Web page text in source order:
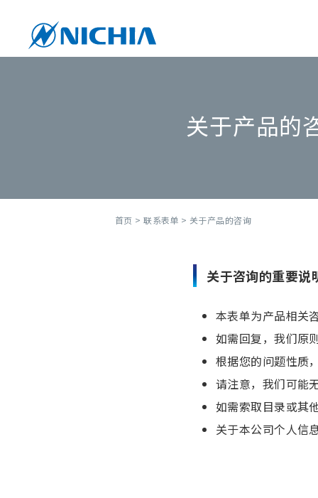
关于产品的
首页 >联系表单 > 关于产品的咨询
关于咨询的重要说
本表单为产品相关
如需回复，我们原
根据您的问题性质
请注意，我们可能
如需索取目录或其
关于本公司个人信